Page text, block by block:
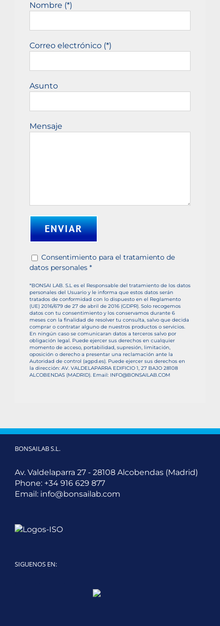
Nombre (*)
Correo electrónico (*)
Asunto
Mensaje
Consentimiento para el tratamiento de
datos personales *
*BONSAI LAB. S.L es el Responsable del tratamiento de los datos
personales del Usuario y le informa que estos datos serán
tratados de conformidad con lo dispuesto en el Reglamento
(UE) 2016/679 de 27 de abril de 2016 (GDPR). Solo recogemos
datos con tu consentimiento y los conservamos durante 6
meses con la finalidad de resolver tu consulta, salvo que decida
comprar o contratar alguno de nuestros productos o servicios.
En ningún caso se comunicaran datos a terceros salvo por
obligación legal. Puede ejercer sus derechos en cualquier
momento de acceso, portabilidad, supresión, limitación,
oposición o derecho a presentar una reclamación ante la
Autoridad de control (agpd.es). Puede ejercer sus derechos en
la dirección: AV. VALDELAPARRA EDIFICIO 1, 27 BAJO 28108
ALCOBENDAS (MADRID). Email: INFO@BONSAILAB.COM
BONSAILAB S.L.
Av. Valdelaparra 27 - 28108 Alcobendas (Madrid)
Phone: +34 916 629 877
Email: info@bonsailab.com
SIGUENOS EN:
LinkedInYouTube